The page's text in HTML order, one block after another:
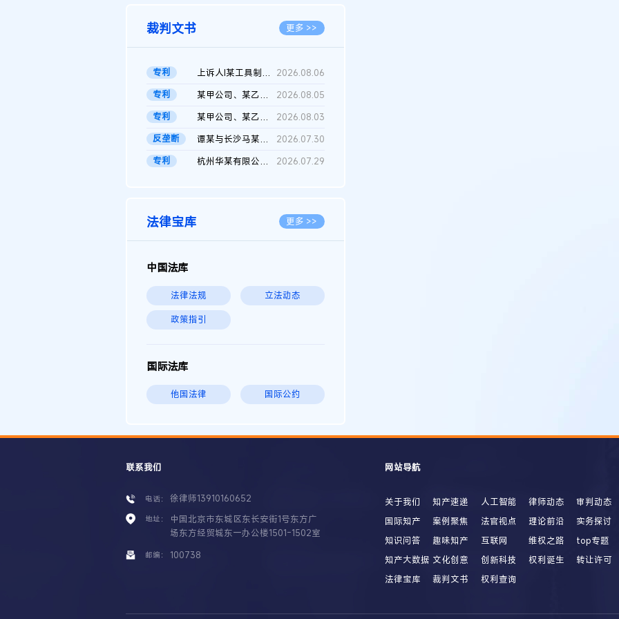
裁判文书 更多 >>
专利 上诉人I某工具制品有限公司与被上诉人程某及一审被告中华人民共和...
2026.08.06
专利
某甲公司、某乙公司、某丙公司申请诉前行为保全复议裁定书
2026.08.05
专利
某甲公司、某乙公司、官某与某丙公司专利申请权权属纠纷 二审判决...
2026.08.03
反垄断
谭某与长沙马某堆农产品股份有限公司滥用市场支配地位纠纷二审裁...
2026.07.30
专利
杭州华某有限公司与菲某有限公司侵害发明专利权纠纷 2026.07.29
法律宝库 更多 >>
中国法库
法律法规 立法动态
政策指引
国际法库
他国法律 国际公约
联系我们
电话： 徐律师13910160652
地址：
中国北京市东城区东长安街1号东方广
场东方经贸城东一办公楼1501-1502室
邮编： 100738
网站导航
关于我们 知产速递 人工智能 律师动态
审判动态
国际知产
案例聚焦 法官视点 理论前沿
实务探讨
知识问答
趣味知产 互联网 维权之路
top专题
知产大数据 文化创意 创新科技 权利诞生
转让许可
法律宝库
裁判文书 权利查询